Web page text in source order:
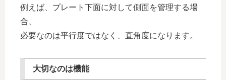
例えば、プレート下面に対して側面を管理する場
合、
必要なのは平行度ではなく、直角度になります。
大切なのは機能